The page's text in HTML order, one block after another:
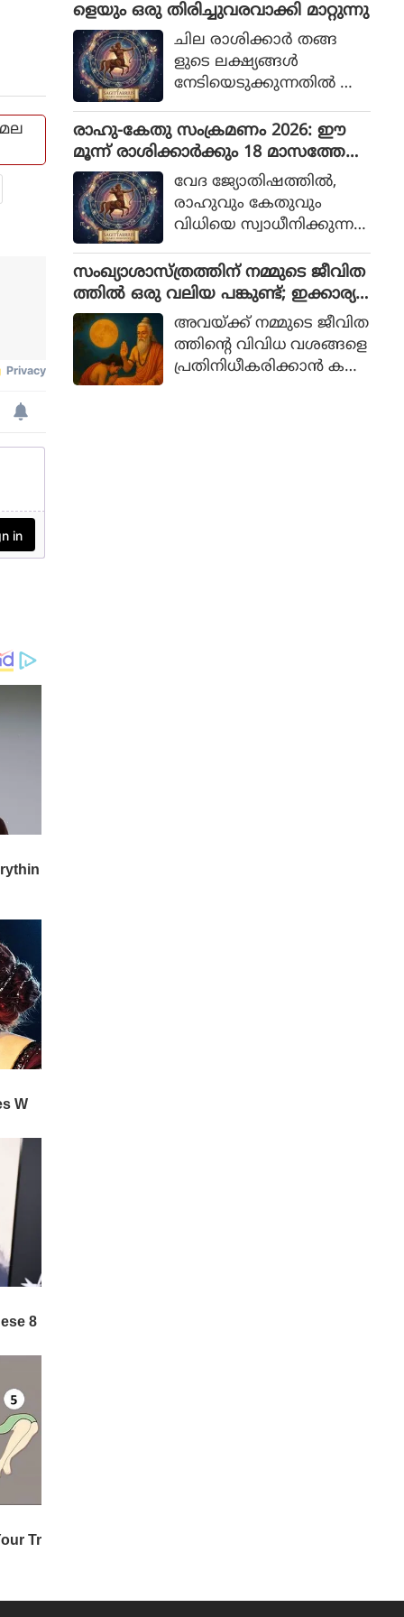
പ്പെടുന്നു. ഏത്
രാശിക്കാര്‍ക്ക് ഏത്
ക്ഷേത്രമാണ് ശുഭകര
മെന്ന് നമുക്ക് നോക്കാം
ളെയും ഒരു തിരിച്ചുവരവാക്കി മാറ്റുന്നു
ചില രാശിക്കാര്‍ തങ്ങ
ളുടെ ലക്ഷ്യങ്ങള്‍
നേടിയെടുക്കുന്നതില്‍ അ
മുള്ളവരുമാണെന്ന് പറയ
പ്പെടുന്നു. എത്ര പരാജയ
ങ്ങള്‍ നേരിട്ടാലും അവര്‍
തങ്ങളുടെ സ്വപ്നങ്ങള്‍
സാക്ഷാത്കരിക്കാന്‍ ശ്ര
മിച്ചുകൊണ്ടിരിക്കും.
രാഹു-കേതു സംക്രമണം 2026: ഈ
മൂന്ന് രാശിക്കാര്‍ക്കും 18 മാസത്തേക്ക്
ഭാഗ്യം
വേദ ജ്യോതിഷത്തില്‍,
രാഹുവും കേതുവും
വിധിയെ സ്വാധീനിക്കുന്ന
റിയപ്പെടുന്നു. 2026-ല്‍ മക
രം, കര്‍ക്കടകം എന്നിവ
യിലേക്കുള്ള അവരുടെ
സംക്രമണം ജീവിതത്തില്‍
പ്രധാന മാറ്റങ്ങള്‍ക്ക് കാര
ണമാകും.
സംഖ്യാശാസ്ത്രത്തിന് നമ്മുടെ ജീവിത
ത്തില്‍ ഒരു വലിയ പങ്കുണ്ട്; ഇക്കാര്യ
ങ്ങള്‍ അറിയാമോഅവയ്ക്ക് നമ്മുടെ ജീവിത
ത്തിന്റെ വിവിധ വശങ്ങളെ
പ്രതിനിധീകരിക്കാന്‍ ക